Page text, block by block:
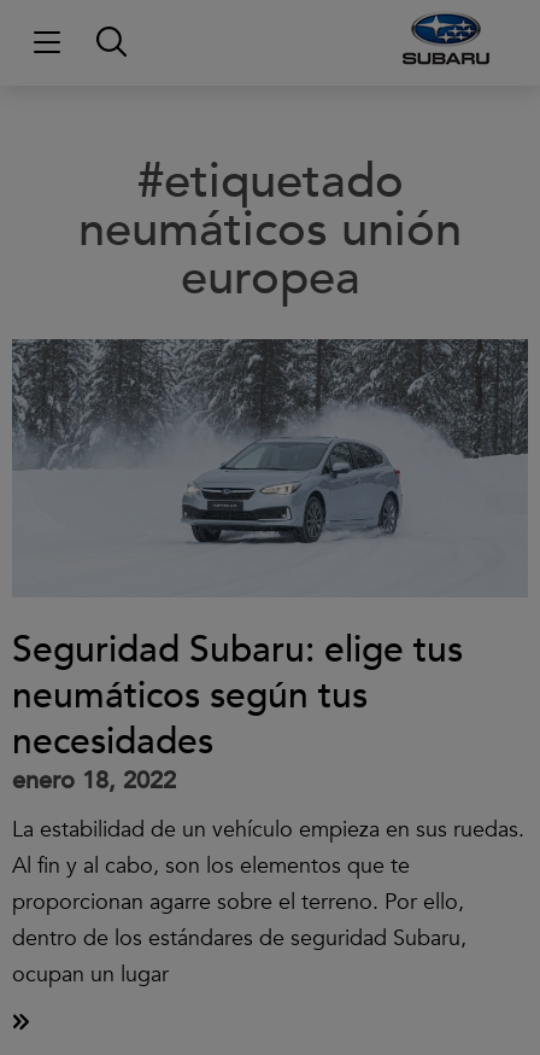
#etiquetado
neumáticos unión
europea
Seguridad Subaru: elige tus
neumáticos según tus
necesidades
enero 18, 2022
La estabilidad de un vehículo empieza en sus ruedas.
Al fin y al cabo, son los elementos que te
proporcionan agarre sobre el terreno. Por ello,
dentro de los estándares de seguridad Subaru,
ocupan un lugar